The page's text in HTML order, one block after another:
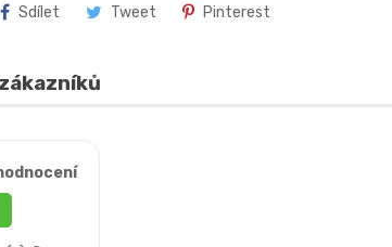
Sdílet Tweet Pinterest